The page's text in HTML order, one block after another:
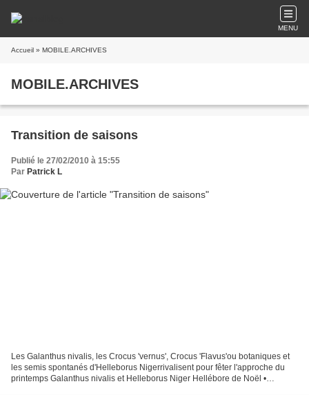
MENU
Accueil » MOBILE.ARCHIVES
MOBILE.ARCHIVES
Transition de saisons
Publié le 27/02/2010 à 15:55
Par Patrick L
Les Galanthus nivalis, les Crocus 'vernus', Crocus 'Flavus'ou botaniques et
les semis spontanés d'Helleborus Nigerrivalisent pour fêter l'approche du
printemps Galanthus nivalis et Helleborus Niger Hellébore de Noël •